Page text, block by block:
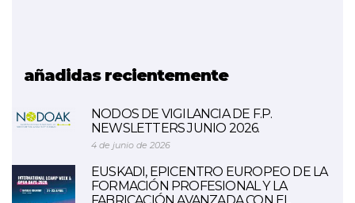
añadidas recientemente
NODOS DE VIGILANCIA DE F.P.
NEWSLETTERS JUNIO 2026.
4 de junio de 2026
EUSKADI, EPICENTRO EUROPEO DE LA
FORMACIÓN PROFESIONAL Y LA
FABRICACIÓN AVANZADA CON EL